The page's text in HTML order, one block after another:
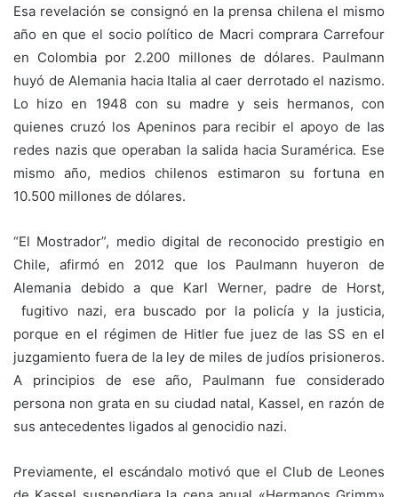
Esa revelación se consignó en la prensa chilena el mismo
año en que el socio político de Macri comprara Carrefour
en Colombia por 2.200 millones de dólares. Paulmann
huyó de Alemania hacia Italia al caer derrotado el nazismo.
Lo hizo en 1948 con su madre y seis hermanos, con
quienes cruzó los Apeninos para recibir el apoyo de las
redes nazis que operaban la salida hacia Suramérica. Ese
mismo año, medios chilenos estimaron su fortuna en
10.500 millones de dólares.
“El Mostrador”, medio digital de reconocido prestigio en
Chile, afirmó en 2012 que los Paulmann huyeron de
Alemania debido a que Karl Werner, padre de Horst,
fugitivo nazi, era buscado por la policía y la justicia,
porque en el régimen de Hitler fue juez de las SS en el
juzgamiento fuera de la ley de miles de judíos prisioneros.
A principios de ese año, Paulmann fue considerado
persona non grata en su ciudad natal, Kassel, en razón de
sus antecedentes ligados al genocidio nazi.
Previamente, el escándalo motivó que el Club de Leones